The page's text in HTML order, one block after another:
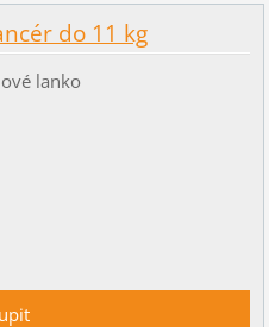
do 11 kg
lanko